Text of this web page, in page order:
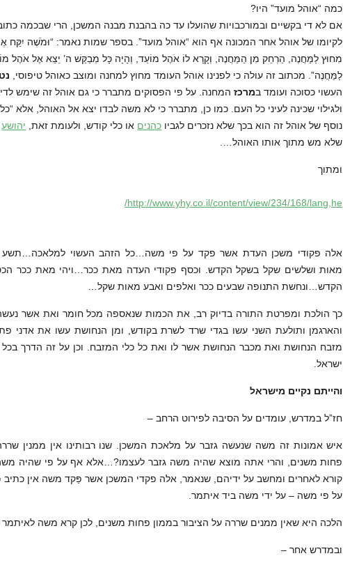
כמה “אוהל מועד” היו?
אם לא די בקשיים ובמורכבויות שהועלו עד כה בהבנת מבנה המשכן, הרי שבכמה
לקיומו של אוהל אחר המכונה אף הוא “אוהל מועד”. בספר שמות נאמר: “וּמֹשֶׁה יִקַּח
מִחוּץ לַמַּחֲנֶה, הַרְחֵק מִן הַמַּחֲנֶה, וְקָרָא לוֹ אֹהֶל מוֹעֵד, וְהָיָה כָּל מְבַקֵּשׁ ה’ יֵצֵא אֶל אֹהֶל
לַמַּחֲנֶה”. מכתוב זה עולה כי לפנינו אוהל העומד מחוץ למחנה ומוצב כאוהל טיפוסי,
העשוי כסוכה ועומד במרכזהמחנה. על פי הפסוקים מתברר כי גם אוהל זה שימש
ולגילוי שכינה לעיני כל העם. כמו כן, מתברר כי לא משה לבדו יצא אל האוהל, אלא
נוסף של אוהל זה הוא בכך שלא נזכרים לגביו כהנים או כלי קודש, ולעומת זאת, יהושע
שלא מש מתוך אותו האוהל….
ומתוך
http://www.yhy.co.il/content/view/234/168/lang,he/
אלה פקודי משכן העדת אשר פקד על פי משה…כל הזהב העשוי למלאכה…תשע
מאות ושלשים שקל בשקל הקדש. וכסף פקודי העדה מאת ככר…ויהי מאת ככר
הקדש…ונחשת התנופה שבעים ככר ואלפים ואבע מאות שקל…
כך הולכת ומפרטת התורה בדיוק רב, את הכמות שנאספה מכל חומר ואת אשר
והארגמן ותולעת השני עשו בגדי שרד לשרת בקודש, ומן הנחושת עשו את אדני
מזבח הנחושת ואת מכבר הנחושת אשר לו ואת כל כלי המזבח. וכן על זה הדרך בכל
ישראל.
והייתם נקיים מישראל
חז”ל במדרש, עומדים על הסיבה לפירוט הרחב –
איש אמונות זה משה שנעשה גזבר על מלאכת המשכן. שנו רבותינו אין ממנין
פחות משנים, והרי אתה מוצא שהיה משה גזבר לעצמו?…אלא אף על פי שהיה
קורא לאחרים ומחשב על ידיהם, שנאמר, אלה פקדי המשכן אשר פַּקד משה אין
על פי משה – על ידי משה ביד איתמר.
הלכה היא שאין ממנים שררה על הציבור בממון פחות משנים, לכן קרא משה לאיתמר
ובמדרש אחר –